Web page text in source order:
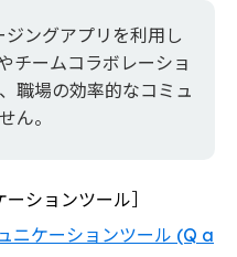
ングアプリを利用し
チームコラボレーショ
職場の効率的なコミュ
ん。
ションツール］
ニケーションツール (Q a